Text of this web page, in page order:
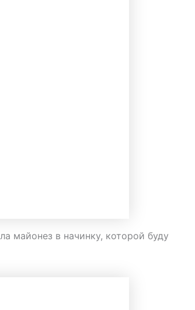
майонез в начинку, которой буду